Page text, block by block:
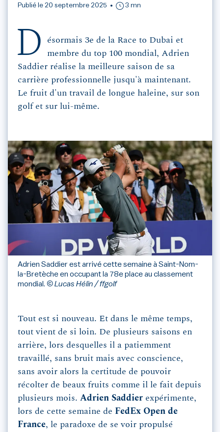
Publié le 20 septembre 2025
3 mn
D
ésormais 3e de la Race to Dubai et
membre du top 100 mondial, Adrien
Saddier réalise la meilleure saison de sa
carrière professionnelle jusqu'à maintenant.
Le fruit d'un travail de longue haleine, sur son
golf et sur lui-même.
Adrien Saddier est arrivé cette semaine à Saint-Nom-
la-Bretèche en occupant la 78e place au classement
mondial. © Lucas Hélin / ffgolf
Tout est si nouveau. Et dans le même temps,
tout vient de si loin. De plusieurs saisons en
arrière, lors desquelles il a patiemment
travaillé, sans bruit mais avec conscience,
sans avoir alors la certitude de pouvoir
récolter de beaux fruits comme il le fait depuis
plusieurs mois. Adrien Saddier expérimente,
lors de cette semaine de FedEx Open de
France, le paradoxe de se voir propulsé